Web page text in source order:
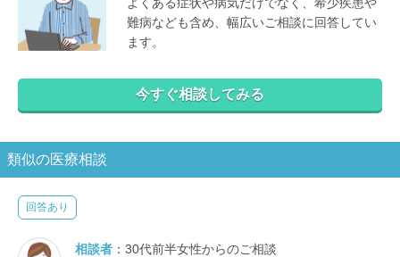
難病なども含め、幅広いご相談に回答してい
ます。
今すぐ相談してみる
類似の医療相談
回答あり
相談者 ：30代前半女性からのご相談